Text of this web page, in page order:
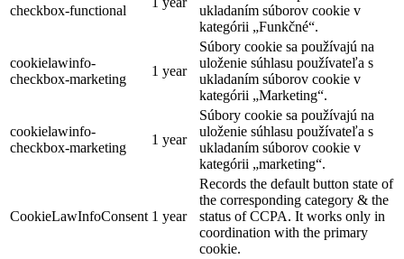
checkbox-functional
ukladaním súborov cookie v
kategórii „Funkčné“.
cookielawinfo-
checkbox-marketing
1 year
Súbory cookie sa používajú na
uloženie súhlasu používateľa s
ukladaním súborov cookie v
kategórii „Marketing“.
cookielawinfo-
checkbox-marketing
1 year
Súbory cookie sa používajú na
uloženie súhlasu používateľa s
ukladaním súborov cookie v
kategórii „marketing“.
CookieLawInfoConsent 1 year
Records the default button state of
the corresponding category & the
status of CCPA. It works only in
coordination with the primary
cookie.